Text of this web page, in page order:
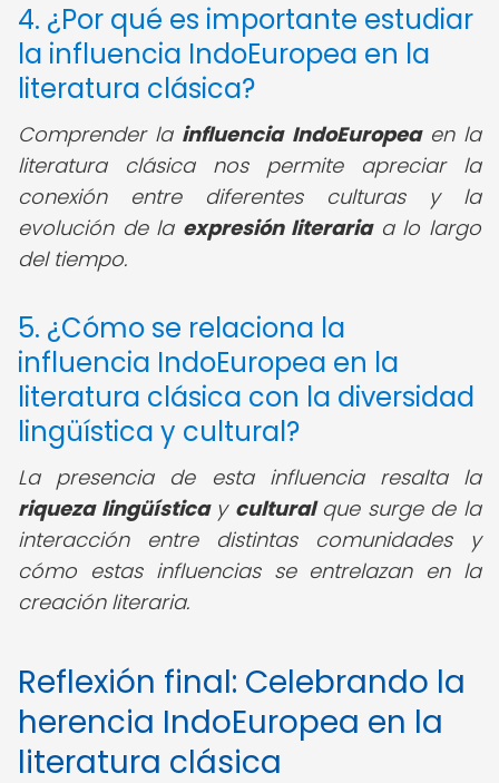
4. ¿Por qué es importante estudiar
la influencia IndoEuropea en la
literatura clásica?
Comprender la influencia IndoEuropeaen la
literatura clásica nos permite apreciar la
conexión entre diferentes culturas y la
evolución de la expresión literariaa lo largo
del tiempo.
5. ¿Cómo se relaciona la
influencia IndoEuropea en la
literatura clásica con la diversidad
lingüística y cultural?
La presencia de esta influencia resalta la
riqueza lingüísticay culturalque surge de la
interacción entre distintas comunidades y
cómo estas influencias se entrelazan en la
creación literaria.
Reflexión final: Celebrando la
herencia IndoEuropea en la
literatura clásica